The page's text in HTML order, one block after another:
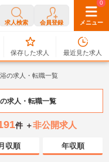
求人検索 会員登録 メニュー
0
保存した求人
0
最近見た求人
の求人・転職一覧
求人・転職一覧
件 ＋非公開求人
収順 年収順